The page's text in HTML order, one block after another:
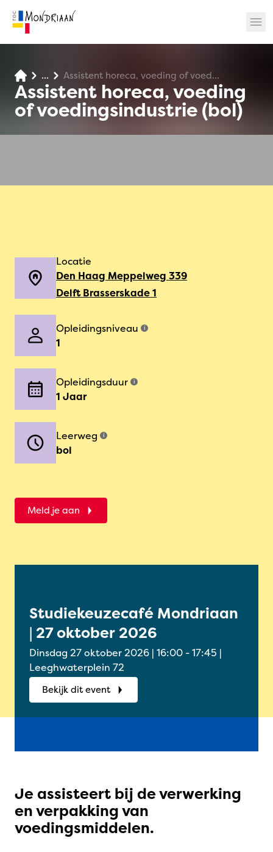
🎉 ... Assistent horeca, voeding of voedingsindustrie (bol)
Assistent horeca, voeding
of voedingsindustrie (bol)
Locatie
Den Haag Meppelweg 339
Delft Brasserskade 1
Opleidingsniveau i
1
Opleidingsduur i
1 Jaar
Leerweg i
bol
Meld je aan
Studiekeuzecafé Mondriaan
| 27 oktober 2026
Dinsdag 27 oktober 2026 | 16:00 - 17:45 |
Leeghwaterplein 72
Bekijk dit event
Je assisteert bij de verwerking
en verpakking van
voedingsmiddelen.